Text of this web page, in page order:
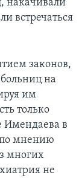
накачивали
встречаться
законов,
на
им
только
в
по мнению
многих
не